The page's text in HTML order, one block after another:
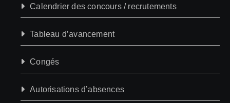
Calendrier des concours / recrutements
Tableau d’avancement
Congés
Autorisations d’absences